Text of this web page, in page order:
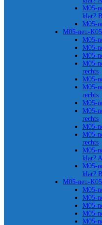
M05-
klar? B
M05-
M05-neu-
M05-
M05-
M05-
M05-
rechts
M05-
M05-
rechts
M05-
M05-
rechts
M05-
M05-
rechts
M05-
klar? A
M05-
klar? B
M05-neu-
M05-
M05-
M05-
M05-
M05-